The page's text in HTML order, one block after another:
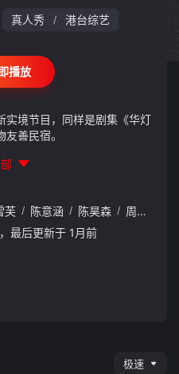
真人秀 / 港台综艺
播放
实境节目，同样是剧集《华灯
善民宿。
芙 / 陈意涵 / 陈昊森 / 周兴哲
最后更新于 1月前
极速